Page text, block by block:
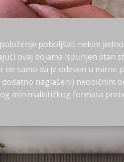
poboljšati nekim
ovaj bojama ispunjen stan
ne samo da je odeven u mirne
naglašeni) neobičnim
minimalističkog formata